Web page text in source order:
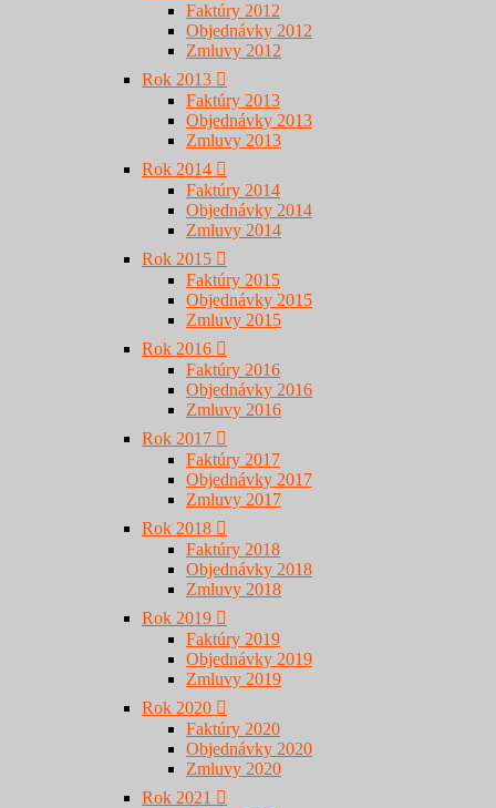
Faktúry 2012
Objednávky 2012
Zmluvy 2012
Rok 2013
Faktúry 2013
Objednávky 2013
Zmluvy 2013
Rok 2014
Faktúry 2014
Objednávky 2014
Zmluvy 2014
Rok 2015
Faktúry 2015
Objednávky 2015
Zmluvy 2015
Rok 2016
Faktúry 2016
Objednávky 2016
Zmluvy 2016
Rok 2017
Faktúry 2017
Objednávky 2017
Zmluvy 2017
Rok 2018
Faktúry 2018
Objednávky 2018
Zmluvy 2018
Rok 2019
Faktúry 2019
Objednávky 2019
Zmluvy 2019
Rok 2020
Faktúry 2020
Objednávky 2020
Zmluvy 2020
Rok 2021